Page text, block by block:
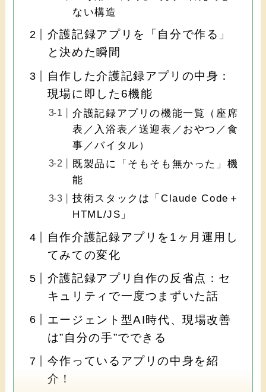
ない構造
介護記録アプリを「自分で作る」
と決めた瞬間
自作した介護記録アプリの中身：
現場に即した6機能
介護記録アプリの機能一覧（座席
表／入浴表／送迎表／おやつ／食
事／バイタル）
既製品に「そもそも無かった」機
能
技術スタックは「Claude Code＋
HTML/JS」
自作介護記録アプリを1ヶ月運用し
てみての変化
介護記録アプリ自作の反省点：セ
キュリティで一度つまずいた話
エージェント型AI時代、現場改善
は”自分の手”でできる
今作っているアプリの中身を紹
介！